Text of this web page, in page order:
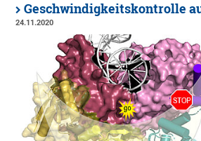
Geschwindigkeitskontrolle
24.11.2020